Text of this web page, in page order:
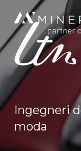
Ingegneri
moda